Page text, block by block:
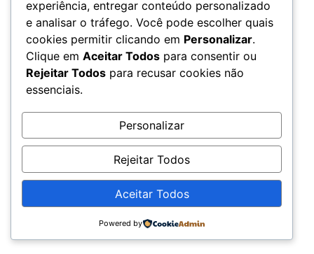
VER NOVO SITE
© 2026 – Rádio Chama - CNPJ: 20.679.360/0001-79
experiência, entregar conteúdo personalizado
e analisar o tráfego. Você pode escolher quais
cookies permitir clicando em Personalizar.
Clique em Aceitar Todos para consentir ou
Rejeitar Todos para recusar cookies não
essenciais.
Personalizar
Rejeitar Todos
Aceitar Todos
Powered by